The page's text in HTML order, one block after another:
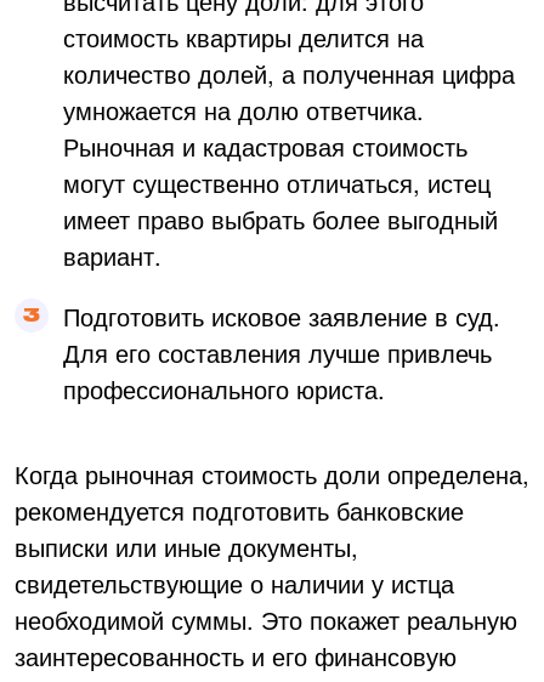
стоимость квартиры делится на
количество долей, а полученная цифра
умножается на долю ответчика.
Рыночная и кадастровая стоимость
могут существенно отличаться, истец
имеет право выбрать более выгодный
вариант.
Подготовить исковое заявление в суд.
Для его составления лучше привлечь
профессионального юриста.
Когда рыночная стоимость доли определена,
рекомендуется подготовить банковские
выписки или иные документы,
свидетельствующие о наличии у истца
необходимой суммы. Это покажет реальную
заинтересованность и его финансовую